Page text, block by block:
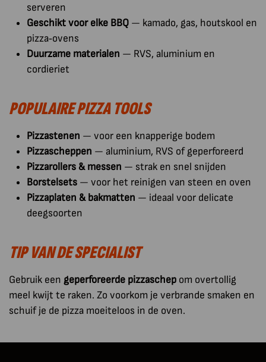
serveren
Geschikt voor elke BBQ — kamado, gas, houtskool en
pizza‑ovens
Duurzame materialen — RVS, aluminium en
cordieriet
POPULAIRE PIZZA TOOLS
Pizzastenen — voor een knapperige bodem
Pizzascheppen — aluminium, RVS of geperforeerd
Pizzarollers & messen — strak en snel snijden
Borstelsets — voor het reinigen van steen en oven
Pizzaplaten & bakmatten — ideaal voor delicate
deegsoorten
TIP VAN DE SPECIALIST
Gebruik een geperforeerde pizzaschep om overtollig
meel kwijt te raken. Zo voorkom je verbrande smaken en
schuif je de pizza moeiteloos in de oven.